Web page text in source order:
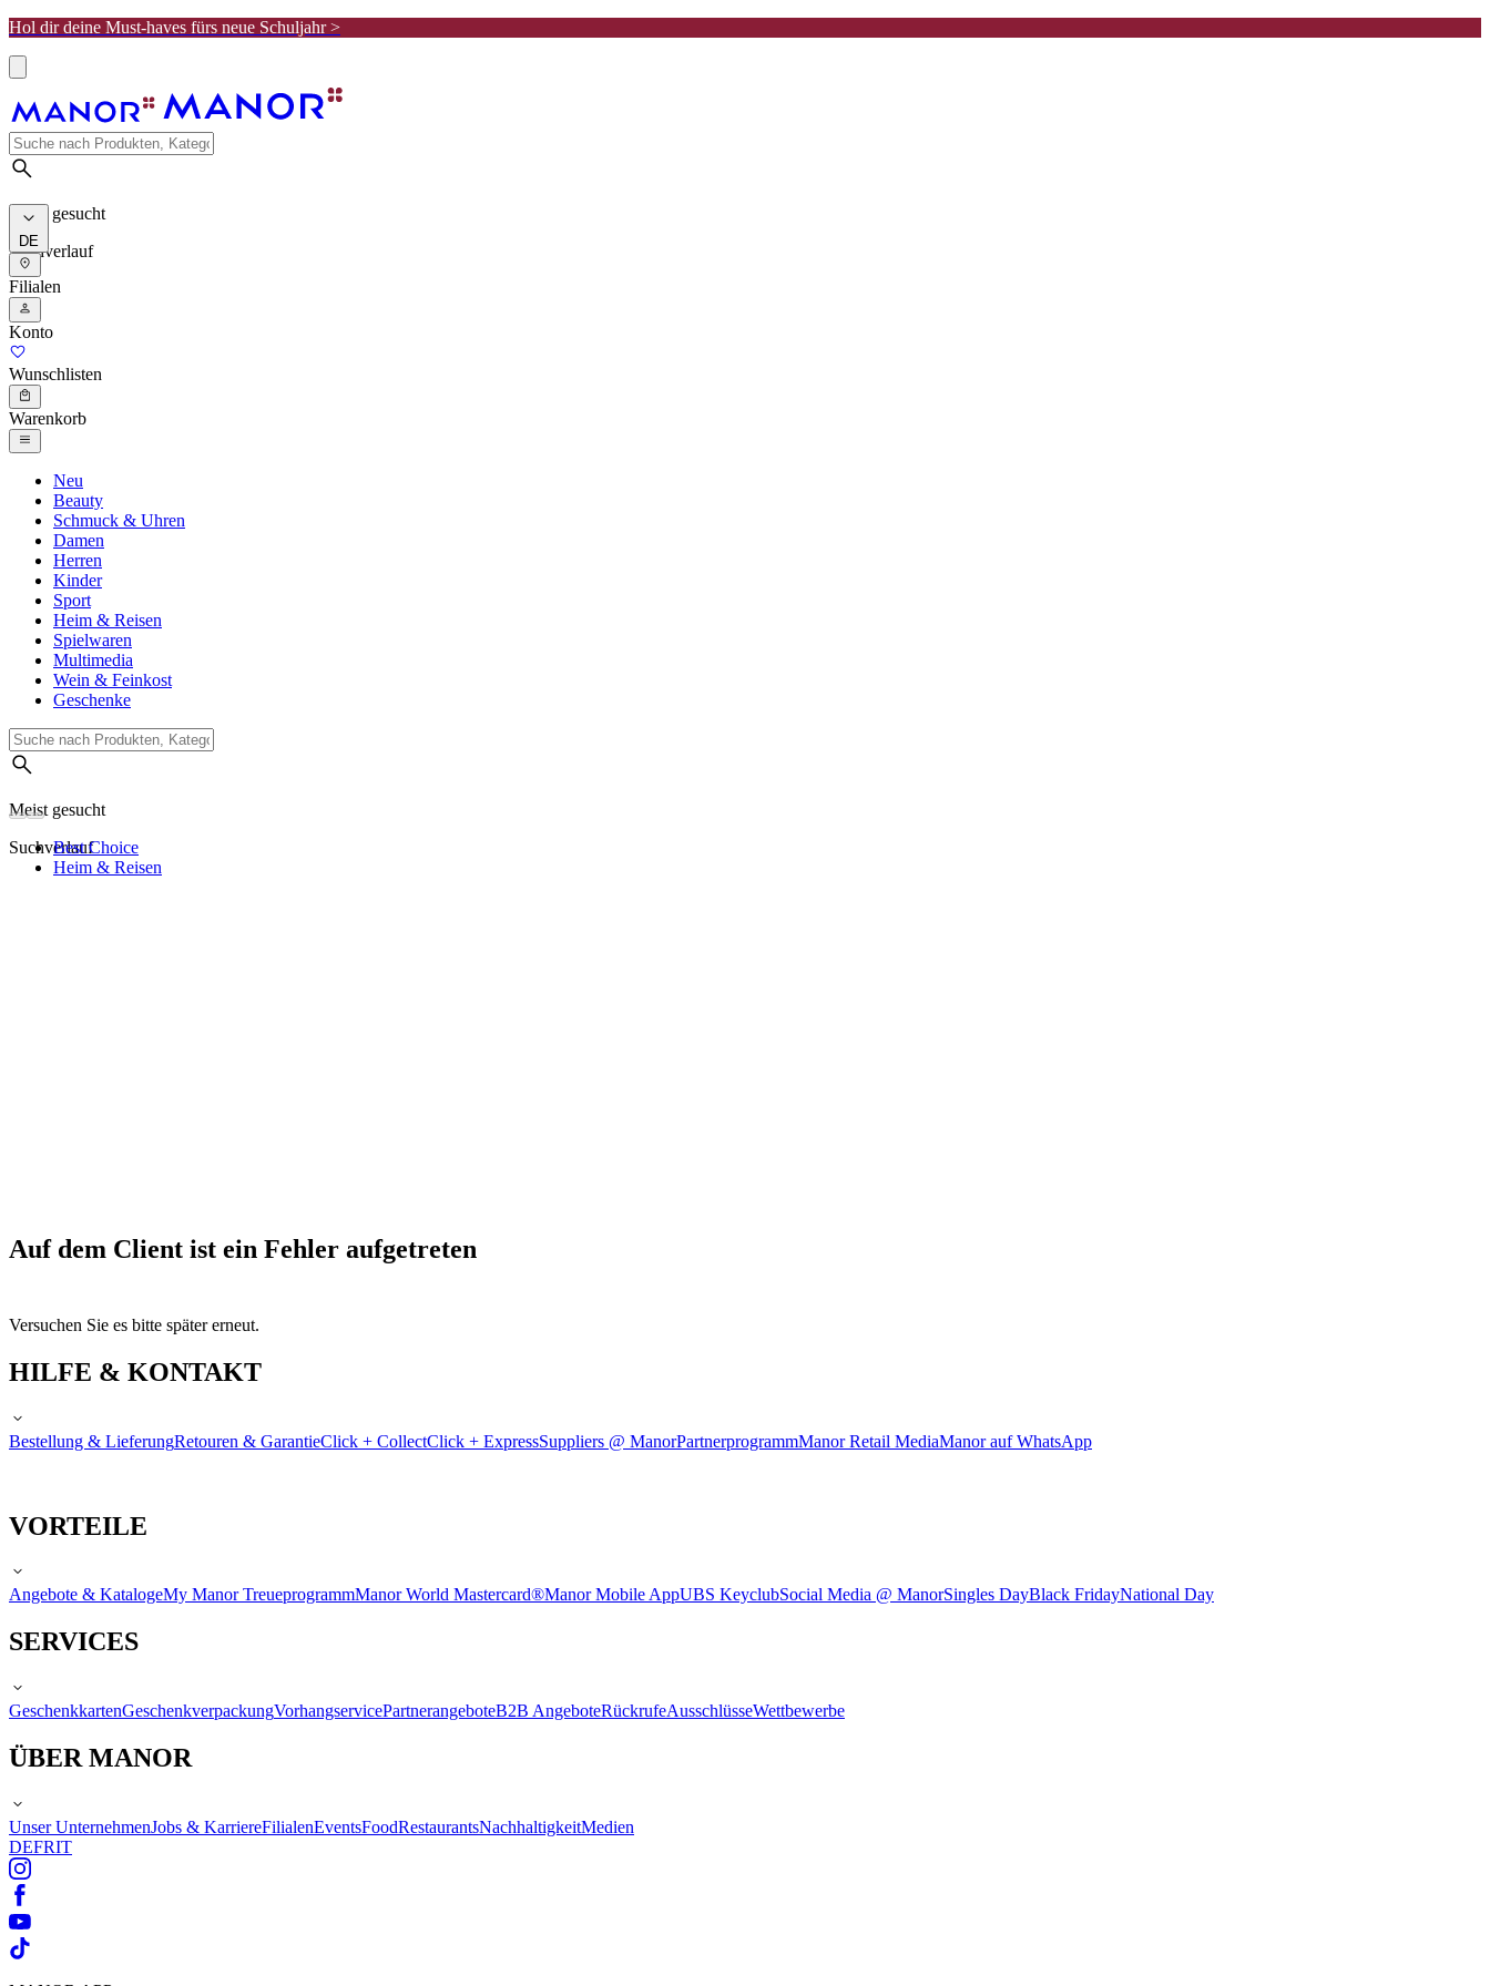
Hol dir deine Must-haves fürs neue Schuljahr >
Meist gesucht
Suchverlauf
DE
Filialen
Konto
Wunschlisten
Warenkorb
Neu
Beauty
Schmuck & Uhren
Damen
Herren
Kinder
Sport
Heim & Reisen
Spielwaren
Multimedia
Wein & Feinkost
Geschenke
Meist gesucht
SuchverlaufBest Choice
Heim & Reisen
Auf dem Client ist ein Fehler aufgetreten
Versuchen Sie es bitte später erneut.
HILFE & KONTAKT
Bestellung & LieferungRetouren & GarantieClick + CollectClick + ExpressSuppliers @ ManorPartnerprogrammManor Retail MediaManor auf WhatsApp
VORTEILE
Angebote & KatalogeMy Manor TreueprogrammManor World Mastercard®Manor Mobile AppUBS KeyclubSocial Media @ ManorSingles DayBlack FridayNational Day
SERVICES
GeschenkkartenGeschenkverpackungVorhangservicePartnerangeboteB2B AngeboteRückrufeAusschlüsseWettbewerbe
ÜBER MANOR
Unser UnternehmenJobs & KarriereFilialenEventsFoodRestaurantsNachhaltigkeitMedien
DEFRIT